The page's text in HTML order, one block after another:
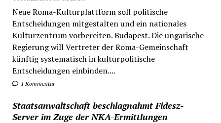
Neue Roma-Kulturplattform soll politische
Entscheidungen mitgestalten und ein nationales
Kulturzentrum vorbereiten. Budapest. Die ungarische
Regierung will Vertreter der Roma-Gemeinschaft
künftig systematisch in kulturpolitische
Entscheidungen einbinden....
1 Kommentar
Staatsanwaltschaft beschlagnahmt Fidesz-
Server im Zuge der NKA-Ermittlungen